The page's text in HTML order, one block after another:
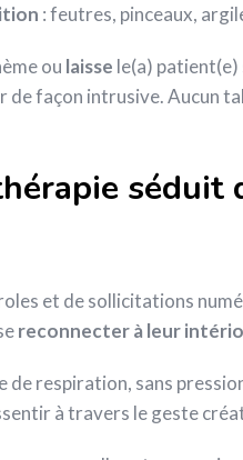
: feutres, pinceaux,
ou laisse le(a) patient(e)
de façon intrusive. Aucun
séduit
et de sollicitations
reconnecter à leur
de respiration, sans
à travers le geste